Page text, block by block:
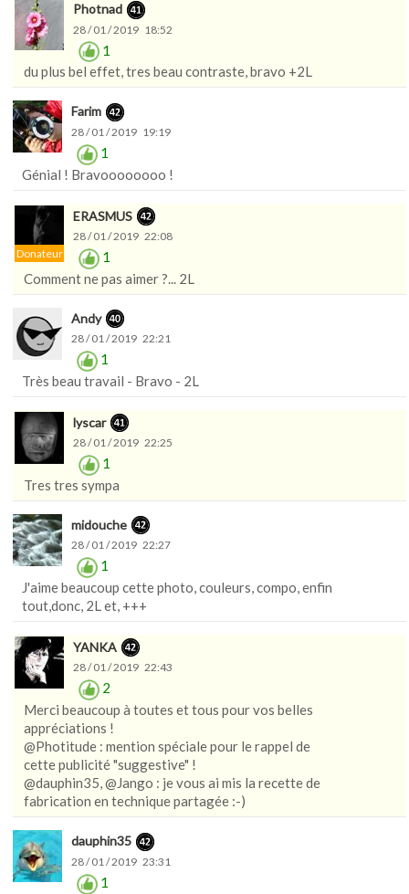
Photnad
28 / 01 / 2019 18:52
1
du plus bel effet, tres beau contraste, bravo +2L
Farim
28 / 01 / 2019 19:19
1
Génial ! Bravoooooooo !
Donateur
ERASMUS
28 / 01 / 2019 22:08
1
Comment ne pas aimer ?... 2L
Andy
28 / 01 / 2019 22:21
1
Très beau travail - Bravo - 2L
lyscar
28 / 01 / 2019 22:25
1
Tres tres sympa
midouche
28 / 01 / 2019 22:27
1
J'aime beaucoup cette photo, couleurs, compo, enfin
tout,donc, 2L et, +++
YANKA
28 / 01 / 2019 22:43
2
Merci beaucoup à toutes et tous pour vos belles
appréciations !
@Photitude : mention spéciale pour le rappel de
cette publicité "suggestive" !
@dauphin35, @Jango : je vous ai mis la recette de
fabrication en technique partagée :-)
dauphin35
28 / 01 / 2019 23:31
1